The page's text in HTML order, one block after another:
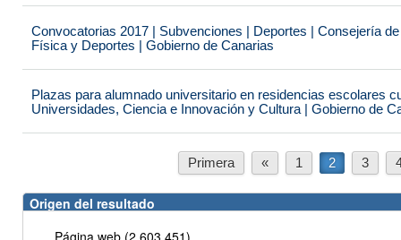
Convocatorias 2017 | Subvenciones | Deportes | Consejería
Física y Deportes | Gobierno de Canarias
Plazas para alumnado universitario en residencias escolares
Universidades, Ciencia e Innovación y Cultura | Gobierno de
Primera « 1 2 3
Origen del resultado
Página web (2.603.451)